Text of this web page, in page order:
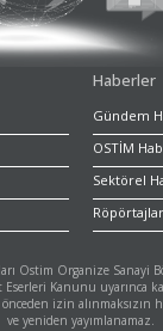
Haberler
Gündem
OSTİM
Sektörel
Röpörtajlar
Ostim Organize Sanayi
Eserleri Kanunu uyarınca
önceden izin
ve yeniden yayımlanamaz.